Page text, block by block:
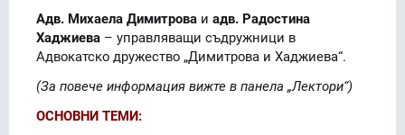
Адв. Михаела Димитрова и адв. Радостина
Хаджиева – управляващи съдружници в
Адвокатско дружество „Ди­митро­ва и Хаджиева“.
(За повече информация вижте в панела „Лектори“)
ОСНОВНИ ТЕМИ: